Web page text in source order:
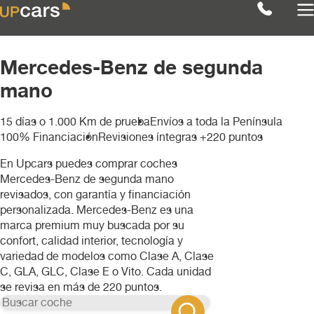
Mercedes-Benz de segunda
mano
15 días o 1.000 Km de pruebaEnvíos a toda la Península
100% FinanciaciónRevisiones íntegras +220 puntos
En Upcars puedes comprar coches
Mercedes-Benz de segunda mano
revisados, con garantía y financiación
personalizada. Mercedes-Benz es una
marca premium muy buscada por su
confort, calidad interior, tecnología y
variedad de modelos como Clase A, Clase
C, GLA, GLC, Clase E o Vito. Cada unidad
se revisa en más de 220 puntos.
Filtros
Marcas
MERCEDES-BENZ
Audi
BMW
Chevrolet
Citroën
Modelos
MERCEDES-BENZ
GLA
Categoría
Berlina
4x4
Combustible
gasolina
Transmisión
Ver coches ( 1 )